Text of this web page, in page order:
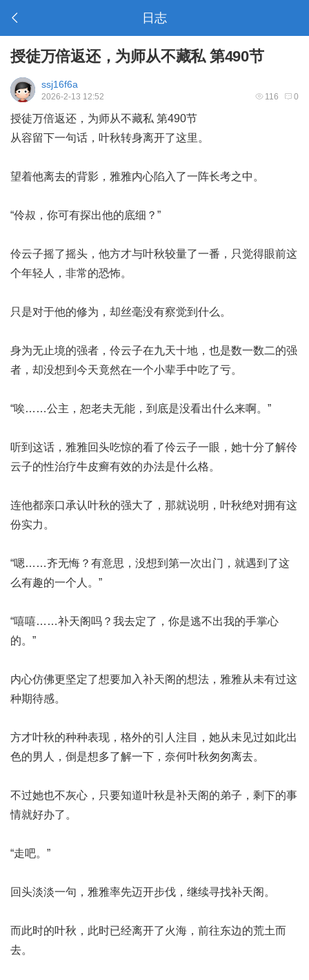
日志
授徒万倍返还，为师从不藏私 第490节
ssj16f6a
116 0
2026-2-13 12:52
授徒万倍返还，为师从不藏私 第490节
从容留下一句话，叶秋转身离开了这里。
望着他离去的背影，雅雅内心陷入了一阵长考之中。
“伶叔，你可有探出他的底细？”
伶云子摇了摇头，他方才与叶秋较量了一番，只觉得眼前这
个年轻人，非常的恐怖。
只是对于他的修为，却丝毫没有察觉到什么。
身为无止境的强者，伶云子在九天十地，也是数一数二的强
者，却没想到今天竟然在一个小辈手中吃了亏。
“唉……公主，恕老夫无能，到底是没看出什么来啊。”
听到这话，雅雅回头吃惊的看了伶云子一眼，她十分了解伶
云子的性治疗牛皮癣有效的办法是什么格。
连他都亲口承认叶秋的强大了，那就说明，叶秋绝对拥有这
份实力。
“嗯……齐无悔？有意思，没想到第一次出门，就遇到了这
么有趣的一个人。”
“嘻嘻……补天阁吗？我去定了，你是逃不出我的手掌心
的。”
内心仿佛更坚定了想要加入补天阁的想法，雅雅从未有过这
种期待感。
方才叶秋的种种表现，格外的引人注目，她从未见过如此出
色的男人，倒是想多了解一下，奈何叶秋匆匆离去。
不过她也不灰心，只要知道叶秋是补天阁的弟子，剩下的事
情就好办了。
“走吧。”
回头淡淡一句，雅雅率先迈开步伐，继续寻找补天阁。
而此时的叶秋，此时已经离开了火海，前往东边的荒土而
去。